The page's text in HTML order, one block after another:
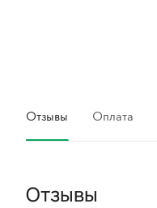
Отзывы Оплата
Отзывы